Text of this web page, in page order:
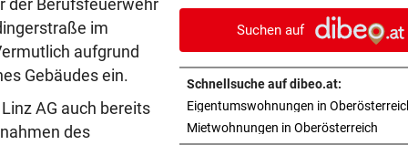
der Berufsfeuerwehr
im
aufgrund
Gebäudes ein.
AG auch bereits
des
jetzt verschärft
CHEF VON VERSICHERUNG: vor
„Ein kalkulierbares Wetter
nicht mehr“
IM STRÖMENDEN REGEN
Suchen auf
Schnellsuche auf dibeo.at:
Eigentumswohnungen in
Mietwohnungen in Oberösterreich